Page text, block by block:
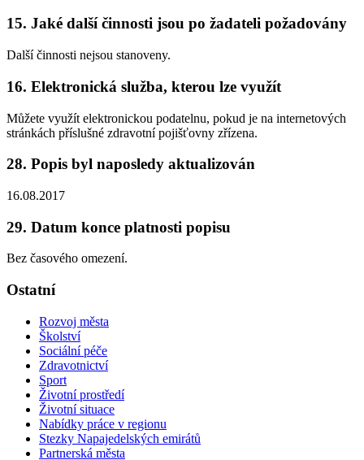
15. Jaké další činnosti jsou po žadateli požadovány
Další činnosti nejsou stanoveny.
16. Elektronická služba, kterou lze využít
Můžete využít elektronickou podatelnu, pokud je na internetových
stránkách příslušné zdravotní pojišťovny zřízena.
28. Popis byl naposledy aktualizován
16.08.2017
29. Datum konce platnosti popisu
Bez časového omezení.
Ostatní
Rozvoj města
Školství
Sociální péče
Zdravotnictví
Sport
Životní prostředí
Životní situace
Nabídky práce v regionu
Stezky Napajedelských emirátů
Partnerská města